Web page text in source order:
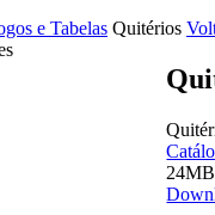
e Tabelas Quitérios
24MB